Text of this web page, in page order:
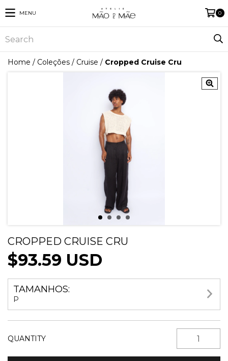
MENU 0
Home / Coleções / Cruise / Cropped Cruise Cru
CROPPED CRUISE CRU
$93.59 USD
TAMANHOS:
P
QUANTITY